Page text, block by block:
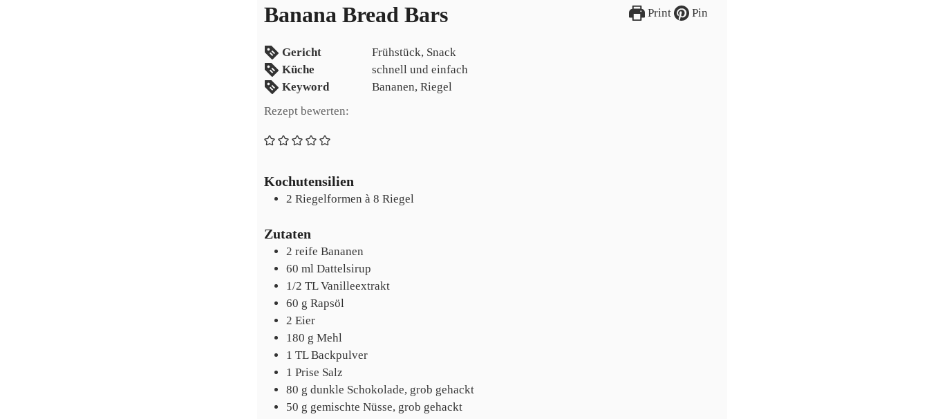
Print Pin
Banana Bread Bars
Gericht
Frühstück, Snack
Küche
schnell und einfach
Keyword
Bananen, Riegel
Rezept bewerten:
Kochutensilien
2 Riegelformen à 8 Riegel
Zutaten
2 reife Bananen
60 ml Dattelsirup
1/2 TL Vanilleextrakt
60 g Rapsöl
2 Eier
180 g Mehl
1 TL Backpulver
1 Prise Salz
80 g dunkle Schokolade, grob gehackt
50 g gemischte Nüsse, grob gehackt